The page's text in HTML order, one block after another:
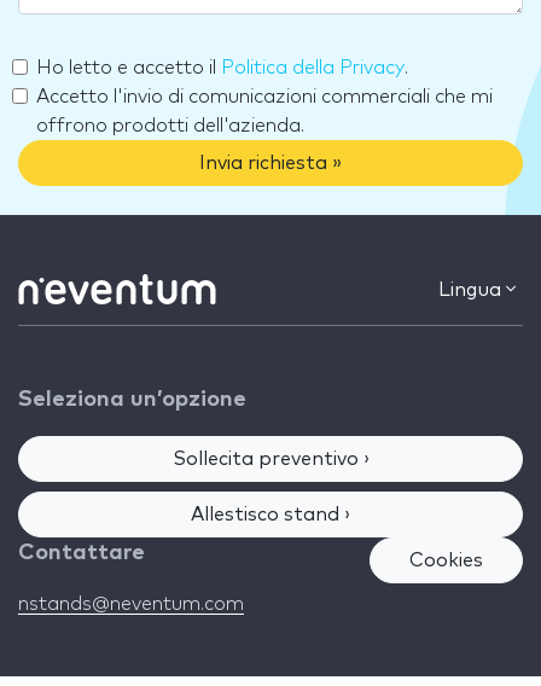
Ho letto e accetto il Politica della Privacy.
Accetto l'invio di comunicazioni commerciali che mi
offrono prodotti dell'azienda.
Invia richiesta »
Lingua
Seleziona un’opzione
Sollecita preventivo ›
Allestisco stand ›
Contattare
nstands@neventum.com
Cookies